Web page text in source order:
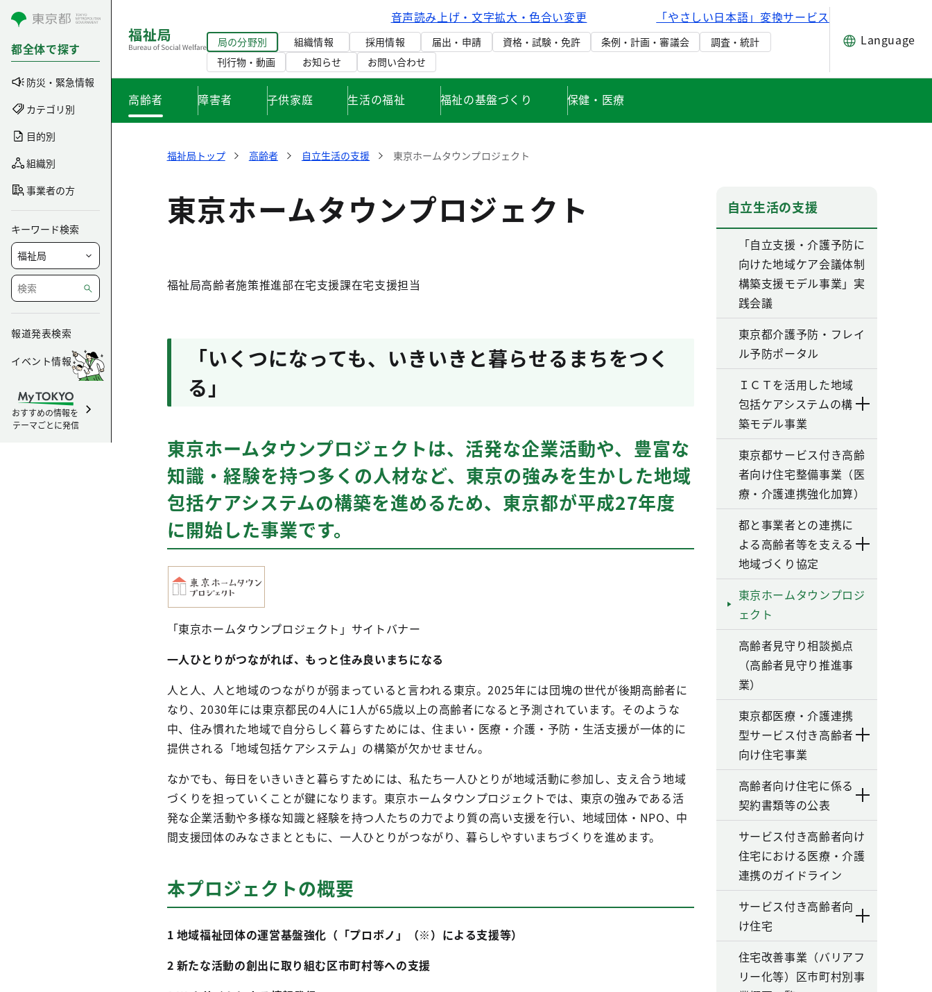
コンテンツにスキップ
都全体で探す
防災・緊急情報
カテゴリ別
目的別
組織別
事業者の方
キーワード検索
報道発表検索
イベント情報
おすすめの情報を
テーマごとに発信
音声読み上げ・文字拡大・色合い変更 「やさしい日本語」変換サービス
局の分野別 組織情報 採用情報 届出・申請 資格・試験・免許 条例・計画・審議会
調査・統計
刊行物・動画
お知らせ お問い合わせ
Language
高齢者 障害者 子供家庭 生活の福祉 福祉の基盤づくり 保健・医療
福祉局トップ 高齢者 自立生活の支援 東京ホームタウンプロジェクト
東京ホームタウンプロジェクト
福祉局高齢者施策推進部在宅支援課在宅支援担当
「いくつになっても、いきいきと暮らせるまちをつく
る」
東京ホームタウンプロジェクトは、活発な企業活動や、豊富な
知識・経験を持つ多くの人材など、東京の強みを生かした地域
包括ケアシステムの構築を進めるため、東京都が平成27年度
に開始した事業です。
「東京ホームタウンプロジェクト」サイトバナー
一人ひとりがつながれば、もっと住み良いまちになる
人と人、人と地域のつながりが弱まっていると言われる東京。2025年には団塊の世代が後期高齢者に
なり、2030年には東京都民の4人に1人が65歳以上の高齢者になると予測されています。そのような
中、住み慣れた地域で自分らしく暮らすためには、住まい・医療・介護・予防・生活支援が一体的に
提供される「地域包括ケアシステム」の構築が欠かせません。
なかでも、毎日をいきいきと暮らすためには、私たち一人ひとりが地域活動に参加し、支え合う地域
づくりを担っていくことが鍵になります。東京ホームタウンプロジェクトでは、東京の強みである活
発な企業活動や多様な知識と経験を持つ人たちの力でより質の高い支援を行い、地域団体・NPO、中
間支援団体のみなさまとともに、一人ひとりがつながり、暮らしやすいまちづくりを進めます。
本プロジェクトの概要
1 地域福祉団体の運営基盤強化（「プロボノ」（※）による支援等）
2 新たな活動の創出に取り組む区市町村等への支援
自立生活の支援
「自立支援・介護予防に
向けた地域ケア会議体制
構築支援モデル事業」実
践会議
東京都介護予防・フレイ
ル予防ポータル
ＩＣＴを活用した地域
包括ケアシステムの構
築モデル事業
東京都サービス付き高齢
者向け住宅整備事業（医
療・介護連携強化加算）
都と事業者との連携に
よる高齢者等を支える
地域づくり協定
東京ホームタウンプロジ
ェクト
高齢者見守り相談拠点
（高齢者見守り推進事
業）
東京都医療・介護連携
型サービス付き高齢者
向け住宅事業
高齢者向け住宅に係る
契約書類等の公表
サービス付き高齢者向け
住宅における医療・介護
連携のガイドライン
サービス付き高齢者向
け住宅
住宅改善事業（バリアフ
リー化等）区市町村別事